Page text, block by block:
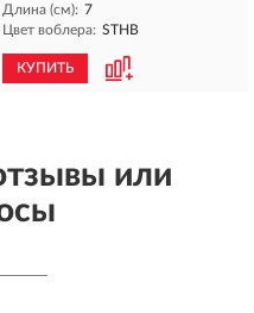
Длина (см): 7
Цвет воблера: STHB
КУПИТЬ
или